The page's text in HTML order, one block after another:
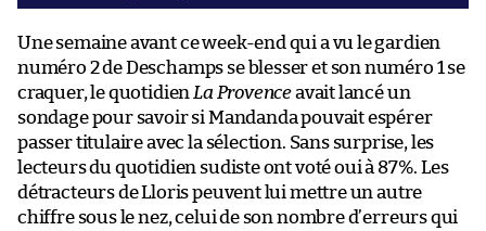
Une semaine avant ce week-end qui a vu le gardien
numéro 2 de Deschamps se blesser et son numéro 1 se
craquer, le quotidien La Provenceavait lancé un
sondage pour savoir si Mandanda pouvait espérer
passer titulaire avec la sélection. Sans surprise, les
lecteurs du quotidien sudiste ont voté oui à 87%. Les
détracteurs de Lloris peuvent lui mettre un autre
chiffre sous le nez, celui de son nombre d’erreurs qui